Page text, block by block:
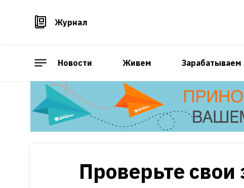
Журнал
Новости Живем Зарабатываем
Проверьте